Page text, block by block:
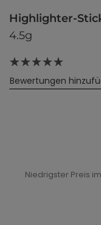
Highlighter-
4.5g
Bewertungen
Niedrigster Preis